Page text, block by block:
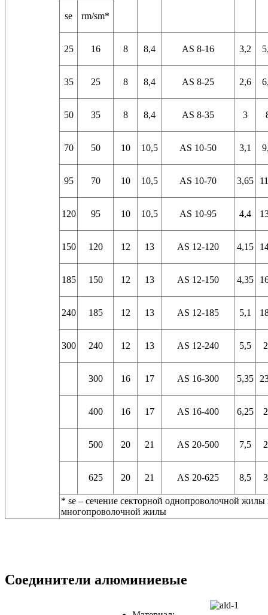
se rm/sm*
25 16 8 8,4 AS 8-16 3,2
35 25 8 8,4 AS 8-25 2,6
50 35 8 8,4 AS 8-35 3
70 50 10 10,5 AS 10-50 3,1
95 70 10 10,5 AS 10-70 3,65
120 95 10 10,5 AS 10-95 4,4
150 120 12 13 AS 12-120 4,15
185 150 12 13 AS 12-150 4,35
240 185 12 13 AS 12-185 5,1
300 240 12 13 AS 12-240 5,5
300 16 17 AS 16-300 5,35
400 16 17 AS 16-400 6,25
500 20 21 AS 20-500 7,5
625 20 21 AS 20-625 8,5
* se – сечение секторной однопроволочной
многопроволочной жилы
Соединители алюминиевые